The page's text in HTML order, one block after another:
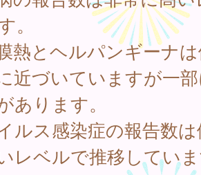
。
熱とヘルパンギーナ
近づいていますが一
あります。
ルス感染症の報告数
レベルで推移してい